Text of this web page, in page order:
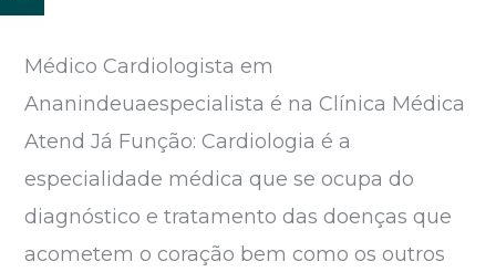
Médico Cardiologista em
Ananindeuaespecialista é na Clínica Médica
Atend Já Função: Cardiologia é a
especialidade médica que se ocupa do
diagnóstico e tratamento das doenças que
acometem o coração bem como os outros